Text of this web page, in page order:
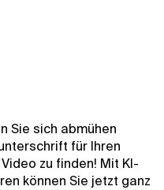
Sie sich abmühen
für Ihren
zu finden! Mit KI-
können Sie jetzt ganz